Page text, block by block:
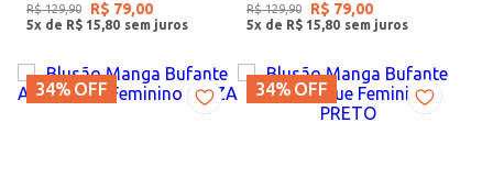
R$ 129,90 R$ 79,00
5x de R$ 15 80
R$ 129,90 R$ 79,00
5x de R$ 15 80
34% OFF 34% OFF